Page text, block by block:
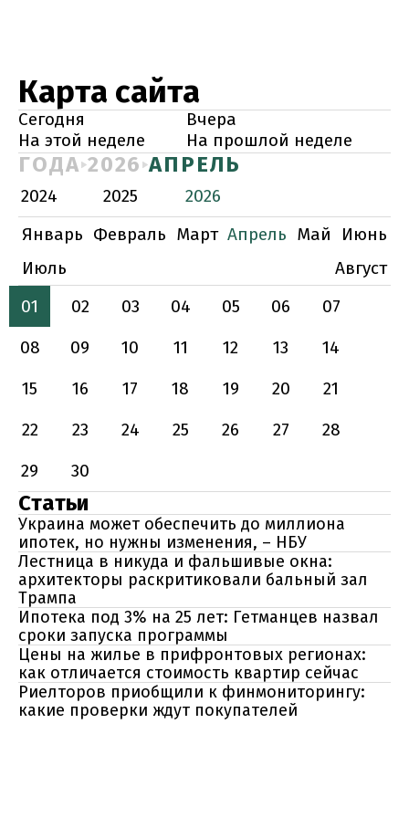
Карта сайта
Сегодня
Вчера
На этой неделе
На прошлой неделе
ГОДА 2026 АПРЕЛЬ
2024 2025
2026
Январь Февраль Март Апрель Май
Июнь
Июль
Август
01
02 03 04 05 06
07
08
09 10 11 12 13
14
15
16 17 18 19 20
21
22
23 24 25 26 27
28
29
30
Статьи
Украина может обеспечить до миллиона
ипотек, но нужны изменения, – НБУ
Лестница в никуда и фальшивые окна:
архитекторы раскритиковали бальный зал
Трампа
Ипотека под 3% на 25 лет: Гетманцев назвал
сроки запуска программы
Цены на жилье в прифронтовых регионах:
как отличается стоимость квартир сейчас
Риелторов приобщили к финмониторингу:
какие проверки ждут покупателей